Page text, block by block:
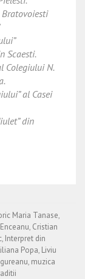
Bratovoiesti
Scaesti.
Colegiului N.
al Casei
din
Maria Tanase,
, Cristian
, Interpret din
Popa, Liviu
, muzica